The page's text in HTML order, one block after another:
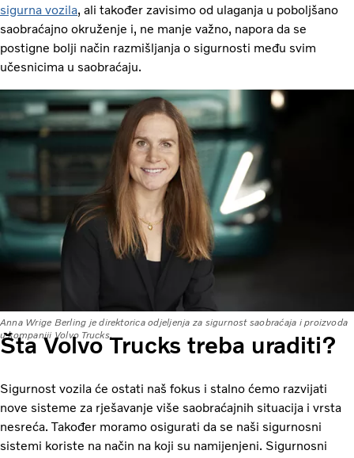
sigurna vozila, ali također zavisimo od ulaganja u poboljšano
saobraćajno okruženje i, ne manje važno, napora da se
postigne bolji način razmišljanja o sigurnosti među svim
učesnicima u saobraćaju.
Anna Wrige Berling je direktorica odjeljenja za sigurnost saobraćaja i proizvoda
u kompaniji Volvo Trucks.
Šta Volvo Trucks treba uraditi?
Sigurnost vozila će ostati naš fokus i stalno ćemo razvijati
nove sisteme za rješavanje više saobraćajnih situacija i vrsta
nesreća. Također moramo osigurati da se naši sigurnosni
sistemi koriste na način na koji su namijenjeni. Sigurnosni